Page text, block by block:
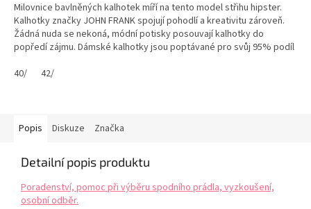
Milovnice bavlněných kalhotek míří na tento model střihu hipster.
Kalhotky značky JOHN FRANK spojují pohodlí a kreativitu zároveň.
Žádná nuda se nekoná, módní potisky posouvají kalhotky do
popředí zájmu. Dámské kalhotky jsou poptávané pro svůj 95% podíl
40/
42/
Popis Diskuze Značka
Detailní popis produktu
Poradenství, pomoc při výběru spodního prádla, vyzkoušení,
osobní odběr.